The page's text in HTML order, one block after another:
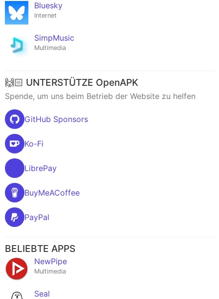
Bluesky
Internet
SimpMusic
Multimedia
🙌🏻 UNTERSTÜTZE OpenAPK
Spende, um uns beim Betrieb der Website zu helfen
GitHub Sponsors
Ko-Fi
LibrePay
BuyMeACoffee
PayPal
BELIEBTE APPS
NewPipe
Multimedia
Seal